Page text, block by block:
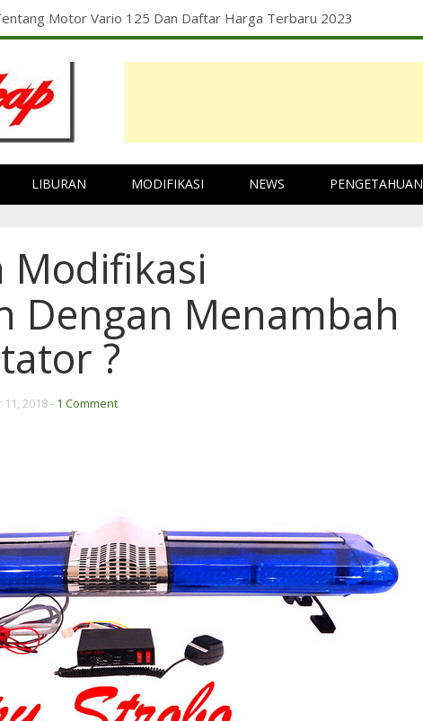
Jika Pasang Ban Motor Tidak Sesuai Rotasi
LIBURAN MODIFIKASI NEWS PENGETAHUAN
Modifikasi
Dengan Menambah
?
2018 - 1 Comment